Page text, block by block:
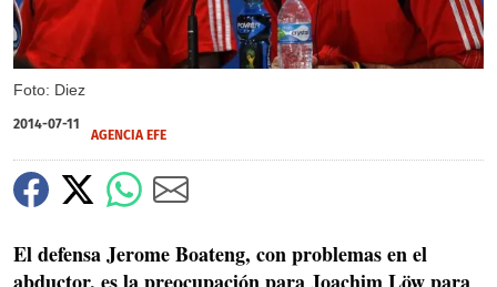
Foto: Diez
2014-07-11
AGENCIA EFE
El defensa Jerome Boateng, con problemas en el
abductor, es la preocupación para Joachim Löw para